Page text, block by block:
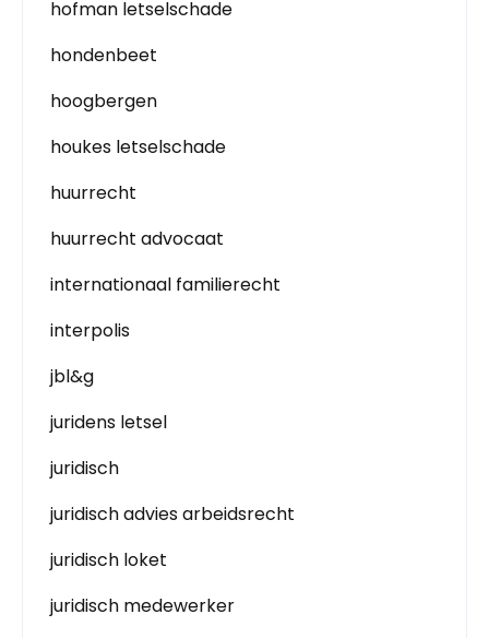
hofman letselschade
hondenbeet
hoogbergen
houkes letselschade
huurrecht
huurrecht advocaat
internationaal familierecht
interpolis
jbl&g
juridens letsel
juridisch
juridisch advies arbeidsrecht
juridisch loket
juridisch medewerker